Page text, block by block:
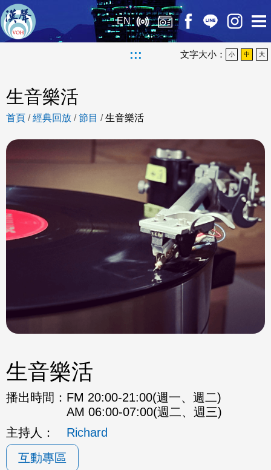
EN
::: 文字大小： 小 中 大
生音樂活
首頁 /經典回放 /節目 /生音樂活
生音樂活
播出時間： FM 20:00-21:00(週一、週二)
AM 06:00-07:00(週二、週三)
主持人：
Richard
互動專區